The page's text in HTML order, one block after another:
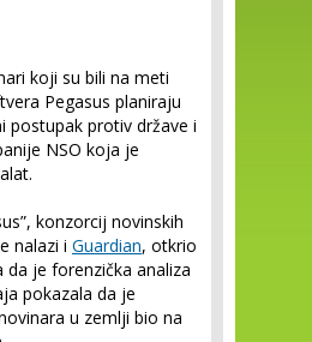
koji su bili na meti
Pegasus planiraju
postupak protiv države i
NSO koja je
konzorcij novinskih
nalazi i Guardian, otkrio
da je forenzička analiza
pokazala da je
u zemlji bio na